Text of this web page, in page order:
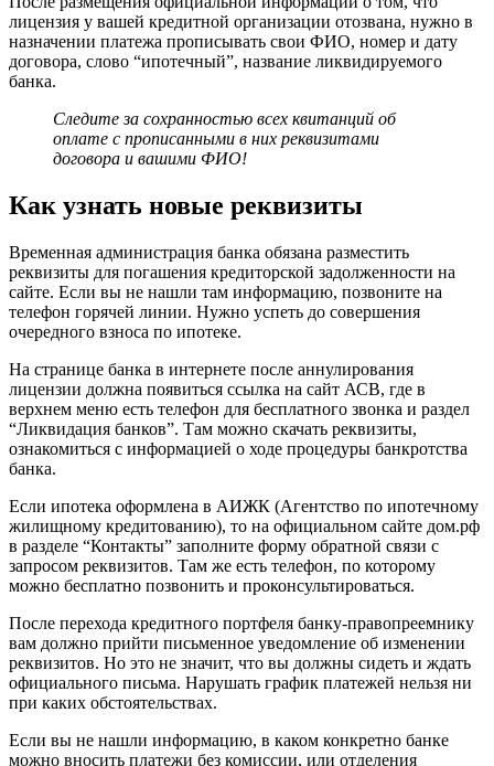
лицензия у вашей кредитной организации отозвана, нужно в
назначении платежа прописывать свои ФИО, номер и дату
договора, слово “ипотечный”, название ликвидируемого
банка.
Следите за сохранностью всех квитанций об
оплате с прописанными в них реквизитами
договора и вашими ФИО!
Как узнать новые реквизиты
Временная администрация банка обязана разместить
реквизиты для погашения кредиторской задолженности на
сайте. Если вы не нашли там информацию, позвоните на
телефон горячей линии. Нужно успеть до совершения
очередного взноса по ипотеке.
На странице банка в интернете после аннулирования
лицензии должна появиться ссылка на сайт АСВ, где в
верхнем меню есть телефон для бесплатного звонка и раздел
“Ликвидация банков”. Там можно скачать реквизиты,
ознакомиться с информацией о ходе процедуры банкротства
банка.
Если ипотека оформлена в АИЖК (Агентство по ипотечному
жилищному кредитованию), то на официальном сайте дом.рф
в разделе “Контакты” заполните форму обратной связи с
запросом реквизитов. Там же есть телефон, по которому
можно бесплатно позвонить и проконсультироваться.
После перехода кредитного портфеля банку-правопреемнику
вам должно прийти письменное уведомление об изменении
реквизитов. Но это не значит, что вы должны сидеть и ждать
официального письма. Нарушать график платежей нельзя ни
при каких обстоятельствах.
Если вы не нашли информацию, в каком конкретно банке
можно вносить платежи без комиссии, или отделения